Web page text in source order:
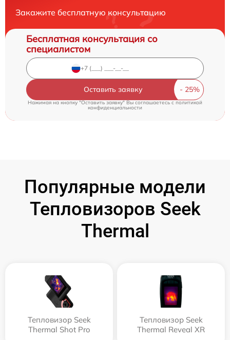
Закажите бесплатную консультацию
Бесплатная консультация со
специалистом
Оставить заявку
Нажимая на кнопку "Оставить заявку" Вы соглашаетесь cполитикой
конфиденциальности
Популярные модели
Тепловизоров Seek
Thermal
Тепловизор Seek
Thermal Shot Pro
Тепловизор Seek
Thermal Reveal XR